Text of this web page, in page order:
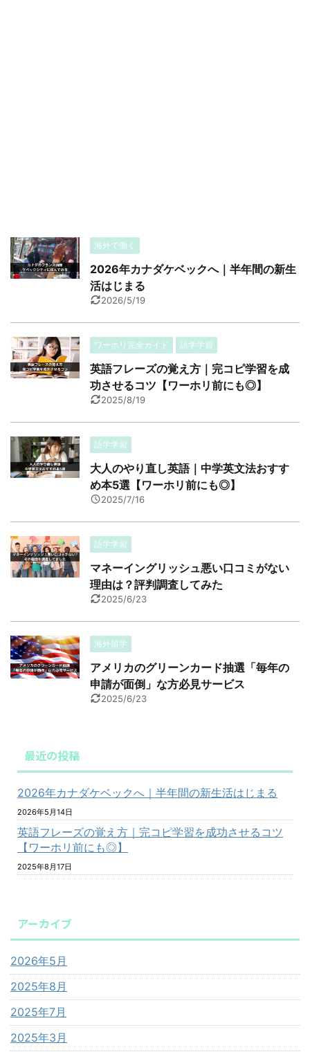
海外で働く
2026年カナダケベックへ｜半年間の新生
活はじまる
2026/5/19
ワーホリ完全ガイド 語学学習
英語フレーズの覚え方｜完コピ学習を成
功させるコツ【ワーホリ前にも◎】
2025/8/19
語学学習
大人のやり直し英語｜中学英文法おすす
め本5選【ワーホリ前にも◎】
2025/7/16
語学学習
マネーイングリッシュ悪い口コミがない
理由は？評判調査してみた
2025/6/23
海外留学
アメリカのグリーンカード抽選「毎年の
申請が面倒」な方必見サービス
2025/6/23
最近の投稿
2026年カナダケベックへ｜半年間の新生活はじまる
2026年5月14日
英語フレーズの覚え方｜完コピ学習を成功させるコツ
【ワーホリ前にも◎】
2025年8月17日
アーカイブ
2026年5月
2025年8月
2025年7月
2025年3月